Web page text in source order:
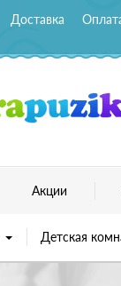
Доставка
Акции
Детская